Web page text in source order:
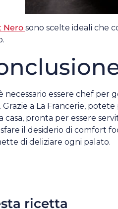
Nero sono scelte ideali che
necessario essere chef
Grazie a La Francerie,
casa, pronta per essere
il desiderio di comfort
di deliziare ogni palato.
ricetta